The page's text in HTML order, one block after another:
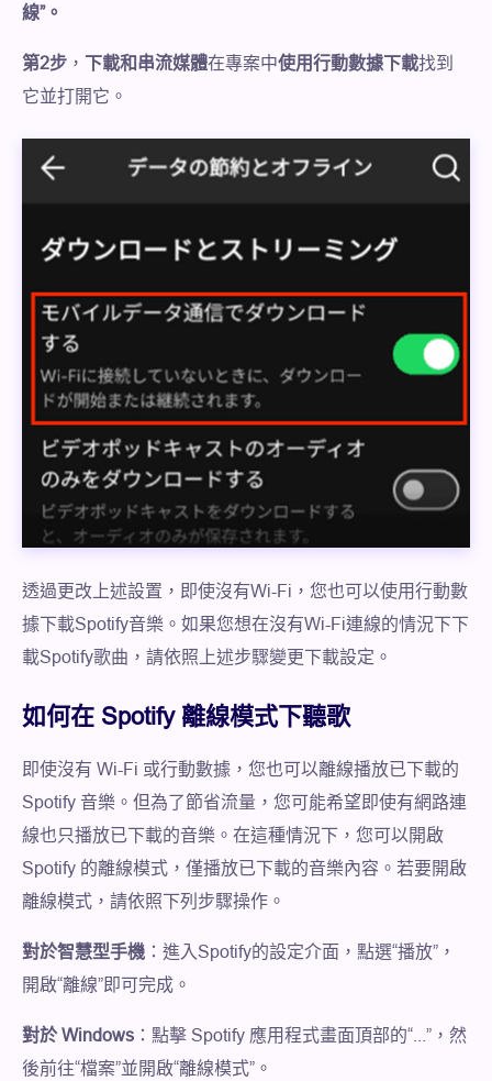
線”。
第2步 ， 下載和串流媒體在專案中使用行動數據下載找到
它並打開它。
透過更改上述設置，即使沒有Wi-Fi，您也可以使用行動數
據下載Spotify音樂。如果您想在沒有Wi-Fi連線的情況下下
載Spotify歌曲，請依照上述步驟變更下載設定。
如何在 Spotify 離線模式下聽歌
即使沒有 Wi-Fi 或行動數據，您也可以離線播放已下載的
Spotify 音樂。但為了節省流量，您可能希望即使有網路連
線也只播放已下載的音樂。在這種情況下，您可以開啟
Spotify 的離線模式，僅播放已下載的音樂內容。若要開啟
離線模式，請依照下列步驟操作。
對於智慧型手機 ：進入Spotify的設定介面，點選“播放”，
開啟“離線”即可完成。
對於 Windows ：點擊 Spotify 應用程式畫面頂部的“...”，然
後前往“檔案”並開啟“離線模式”。